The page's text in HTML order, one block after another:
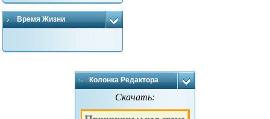
Время Жизни
Колонка Редактора
Скачать: